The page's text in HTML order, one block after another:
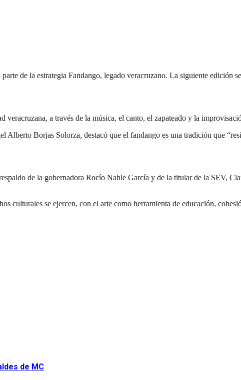
de la estrategia Fandango, legado veracruzano. La siguiente edición
veracruzana, a través de la música, el canto, el zapateado y la
Borjas Solorza, destacó que el fandango es una tradición que
de la gobernadora Rocío Nahle García y de la titular de la SEV,
culturales se ejercen, con el arte como herramienta de educación,
de MC